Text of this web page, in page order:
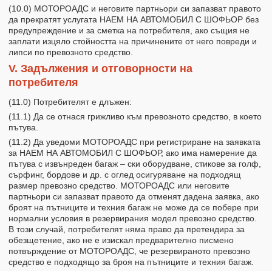
(10.0) МОТОРОАДС и неговите партньори си запазват правото
да прекратят услугата НАЕМ НА АВТОМОБИЛ С ШОФЬОР без
предупреждение и за сметка на потребителя, ако същия не
заплати изцяло стойността на причинените от него повреди и
липси по превозното средство.
V. Задължения и отговорности на
потребителя
(11.0) Потребителят е длъжен:
(11.1) Да се отнася грижливо към превозното средство, в което
пътува.
(11.2) Да уведоми МОТОРОАДС при регистриране на заявката
за НАЕМ НА АВТОМОБИЛ С ШОФЬОР, ако има намерение да
пътува с извънреден багаж – ски оборудване, стикове за голф,
сърфинг, бордове и др. с оглед осигуряване на подходящ
размер превозно средство. МОТОРОАДС или неговите
партньори си запазват правото да отменят дадена заявка, ако
броят на пътниците и техния багаж не може да се побере при
нормални условия в резервирания модел превозно средство.
В този случай, потребителят няма право да претендира за
обезщетение, ако не е изискал предварително писмено
потвърждение от МОТОРОАДС, че резервираното превозно
средство е подходящо за броя на пътниците и техния багаж.